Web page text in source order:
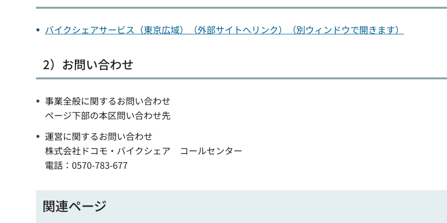
バイクシェアサービス（東京広域）（外部サイトへリンク）（別ウィンドウで開きます）
2）お問い合わせ
事業全般に関するお問い合わせ
ページ下部の本区問い合わせ先
運営に関するお問い合わせ
株式会社ドコモ・バイクシェア コールセンター
電話：0570-783-677
関連ページ